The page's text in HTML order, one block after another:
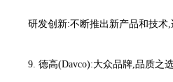
研发创新:不断推出新产品和技术,
9. 德高(Davco):大众品牌,品质之